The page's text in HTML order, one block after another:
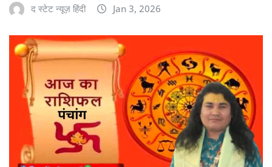
द स्टेट न्यूज़ हिंदी Jan 3, 2026